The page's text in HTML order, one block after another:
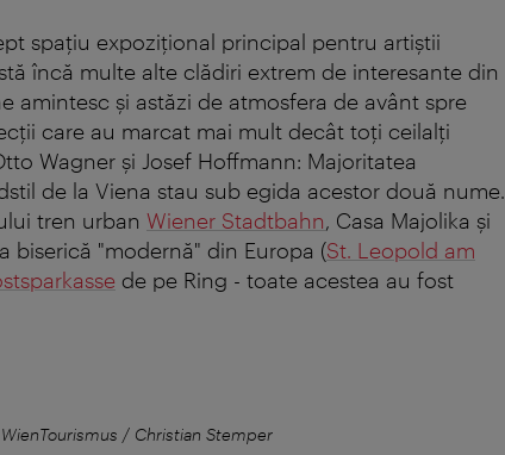
spaţiu expoziţional principal pentru artiştii
încă multe alte clădiri extrem de interesante din
amintesc şi astăzi de atmosfera de avânt spre
care au marcat mai mult decât toţi ceilalţi
Wagner şi Josef Hoffmann: Majoritatea
de la Viena stau sub egida acestor două nume.
tren urban Wiener Stadtbahn, Casa Majolika şi
biserică "modernă" din Europa (St. Leopold am
de pe Ring - toate acestea au fost
/ Christian Stemper